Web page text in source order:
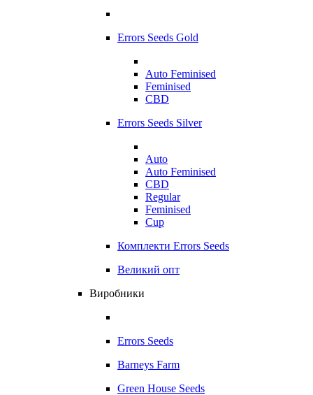
Errors Seeds Gold
Auto Feminised
Feminised
CBD
Errors Seeds Silver
Auto
Auto Feminised
CBD
Regular
Feminised
Cup
Комплекти Errors Seeds
Великий опт
Виробники
Errors Seeds
Barneys Farm
Green House Seeds